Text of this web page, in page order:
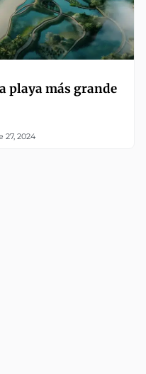
playa más grande
27, 2024